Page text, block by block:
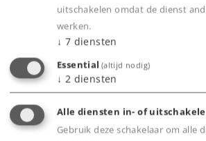
Verbindung zwischen Schiene
Hochwertiges Ersatzteil für H0-
Passend für gängige
Spur H0
uitschakelen omdat de dienst
werken.
↓ 7 diensten
Essential (altijd nodig)
↓ 2 diensten
Alle diensten in- of
Gebruik deze schakelaar om alle